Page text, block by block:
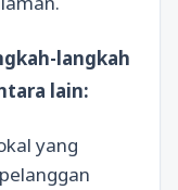
langkah
lain:
yang